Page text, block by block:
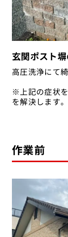
玄関ポスト
高圧洗浄にて
※上記の症状
を解決します。
作業前